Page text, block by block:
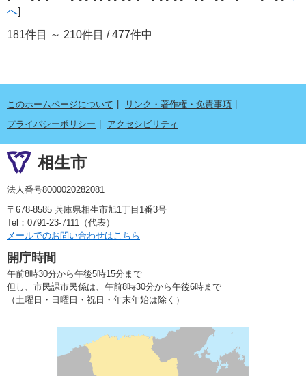
へ]
181件目 ～ 210件目 / 477件中
このホームページについて
リンク・著作権・免責事項
プライバシーポリシー
アクセシビリティ
相生市
法人番号8000020282081
〒678-8585 兵庫県相生市旭1丁目1番3号
Tel：0791-23-7111（代表）
メールでのお問い合わせはこちら
開庁時間
午前8時30分から午後5時15分まで
但し、市民課市民係は、午前8時30分から午後6時まで
（土曜日・日曜日・祝日・年末年始は除く）